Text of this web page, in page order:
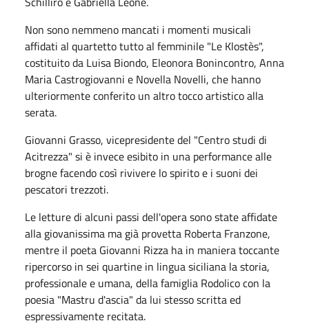
Non sono nemmeno mancati i momenti musicali
affidati al quartetto tutto al femminile "Le Klostès",
costituito da Luisa Biondo, Eleonora Bonincontro, Anna
Maria Castrogiovanni e Novella Novelli, che hanno
ulteriormente conferito un altro tocco artistico alla
serata.
Giovanni Grasso, vicepresidente del "Centro studi di
Acitrezza" si è invece esibito in una performance alle
brogne facendo così rivivere lo spirito e i suoni dei
pescatori trezzoti.
Le letture di alcuni passi dell'opera sono state affidate
alla giovanissima ma già provetta Roberta Franzone,
mentre il poeta Giovanni Rizza ha in maniera toccante
ripercorso in sei quartine in lingua siciliana la storia,
professionale e umana, della famiglia Rodolico con la
poesia "Mastru d'ascia" da lui stesso scritta ed
espressivamente recitata.